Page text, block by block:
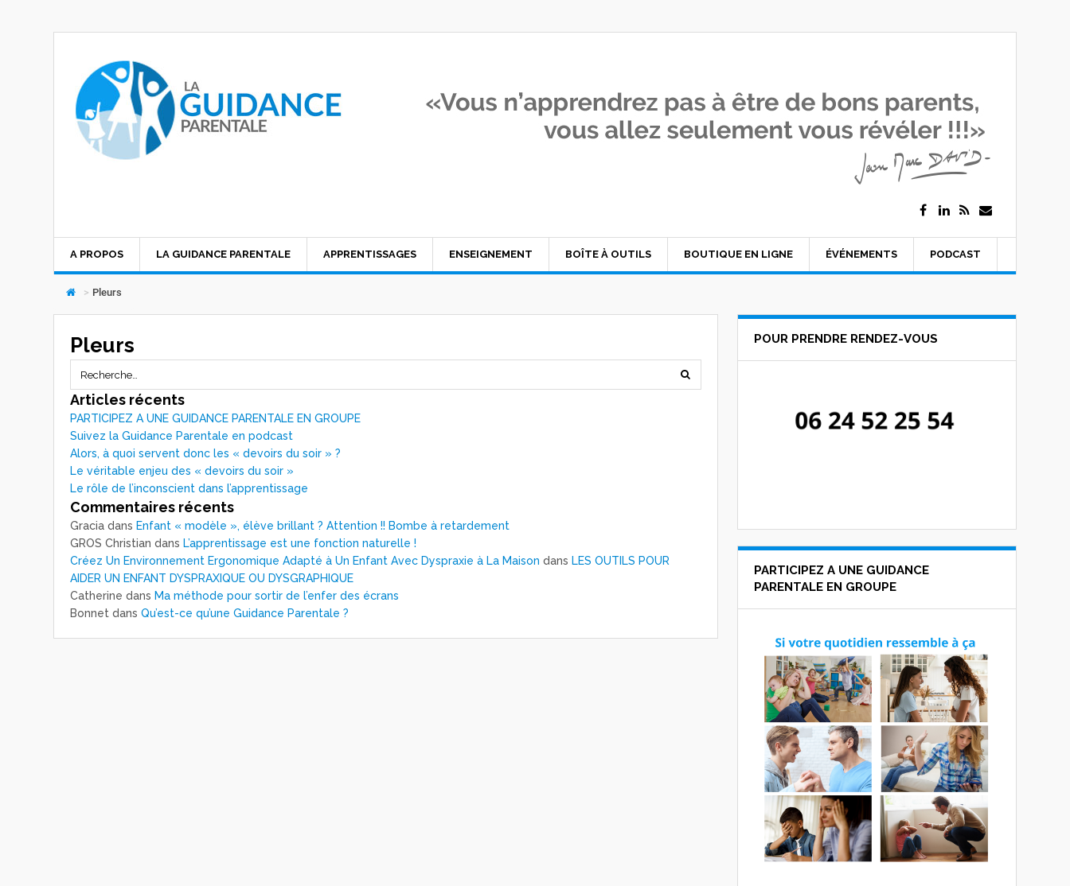
A PROPOS LA GUIDANCE PARENTALE APPRENTISSAGES ENSEIGNEMENT BOÎTE À OUTILS BOUTIQUE EN LIGNE ÉVÉNEMENTS PODCAST
> Pleurs
Pleurs
Articles récents
PARTICIPEZ A UNE GUIDANCE PARENTALE EN GROUPE
Suivez la Guidance Parentale en podcast
Alors, à quoi servent donc les « devoirs du soir » ?
Le véritable enjeu des « devoirs du soir »
Le rôle de l’inconscient dans l’apprentissage
Commentaires récents
Gracia dans Enfant « modèle », élève brillant ? Attention !! Bombe à retardement
GROS Christian dans L’apprentissage est une fonction naturelle !
Créez Un Environnement Ergonomique Adapté à Un Enfant Avec Dyspraxie à La Maison dans LES OUTILS POUR
AIDER UN ENFANT DYSPRAXIQUE OU DYSGRAPHIQUE
Catherine dans Ma méthode pour sortir de l’enfer des écrans
Bonnet dansQu’est-ce qu’une Guidance Parentale ?
POUR PRENDRE RENDEZ-VOUS
PARTICIPEZ A UNE GUIDANCE
PARENTALE EN GROUPE